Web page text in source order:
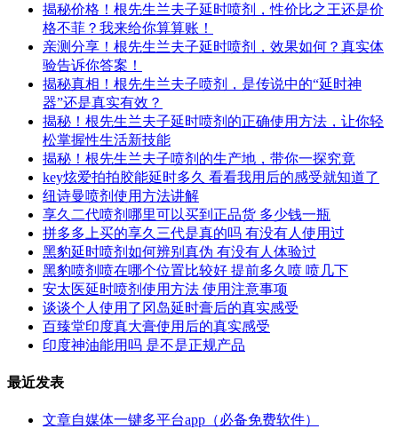
揭秘价格！根先生兰夫子延时喷剂，性价比之王还是价
格不菲？我来给你算算账！
亲测分享！根先生兰夫子延时喷剂，效果如何？真实体
验告诉你答案！
揭秘真相！根先生兰夫子喷剂，是传说中的“延时神
器”还是真实有效？
揭秘！根先生兰夫子延时喷剂的正确使用方法，让你轻
松掌握性生活新技能
揭秘！根先生兰夫子喷剂的生产地，带你一探究竟
key炫爱拍拍胶能延时多久 看看我用后的感受就知道了
纽诗曼喷剂使用方法讲解
享久二代喷剂哪里可以买到正品货 多少钱一瓶
拼多多上买的享久三代是真的吗 有没有人使用过
黑豹延时喷剂如何辨别真伪 有没有人体验过
黑豹喷剂喷在哪个位置比较好 提前多久喷 喷几下
安太医延时喷剂使用方法 使用注意事项
谈谈个人使用了冈岛延时膏后的真实感受
百臻堂印度真大膏使用后的真实感受
印度神油能用吗 是不是正规产品
最近发表
文章自媒体一键多平台app（必备免费软件）